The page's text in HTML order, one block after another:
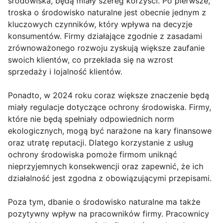
troska o środowisko naturalne jest obecnie jednym z
kluczowych czynników, który wpływa na decyzje
konsumentów. Firmy działające zgodnie z zasadami
zrównoważonego rozwoju zyskują większe zaufanie
swoich klientów, co przekłada się na wzrost
sprzedaży i lojalność klientów.
Ponadto, w 2024 roku coraz większe znaczenie będą
miały regulacje dotyczące ochrony środowiska. Firmy,
które nie będą spełniały odpowiednich norm
ekologicznych, mogą być narażone na kary finansowe
oraz utratę reputacji. Dlatego korzystanie z usług
ochrony środowiska pomoże firmom uniknąć
nieprzyjemnych konsekwencji oraz zapewnić, że ich
działalność jest zgodna z obowiązującymi przepisami.
Poza tym, dbanie o środowisko naturalne ma także
pozytywny wpływ na pracowników firmy. Pracownicy